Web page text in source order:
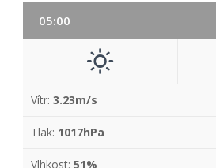
05:00
Vítr: 3.23m/s
Tlak: 1017hPa
Vlhkost: 51%